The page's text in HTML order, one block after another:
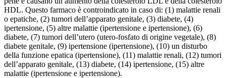
HDL. Questo farmaco è controindicato in caso di: (1) malattie renali
o epatiche, (2) tumori dell’apparato genitale, (3) diabete, (4)
ipertensione, (5) altre malattie (ipertensione e ipertensione), (6)
diabete, (7) tumori dell’utero (utero-fosfato di origine vegetale), (8)
diabete genitale, (9) ipertensione (ipertensione), (10) un disturbo
della funzione epatica (ipertensione), (11) malattie renali, (12) tumori
dell’apparato genitale, (13) diabete, (14) ipertensione, (15) altre
malattie (ipertensione e ipertensione).